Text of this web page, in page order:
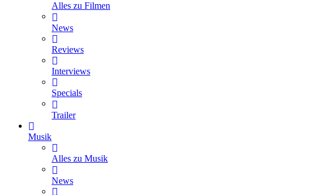
Alles zu Filmen
News
Reviews
Interviews
Specials
Trailer
Musik
Alles zu Musik
News